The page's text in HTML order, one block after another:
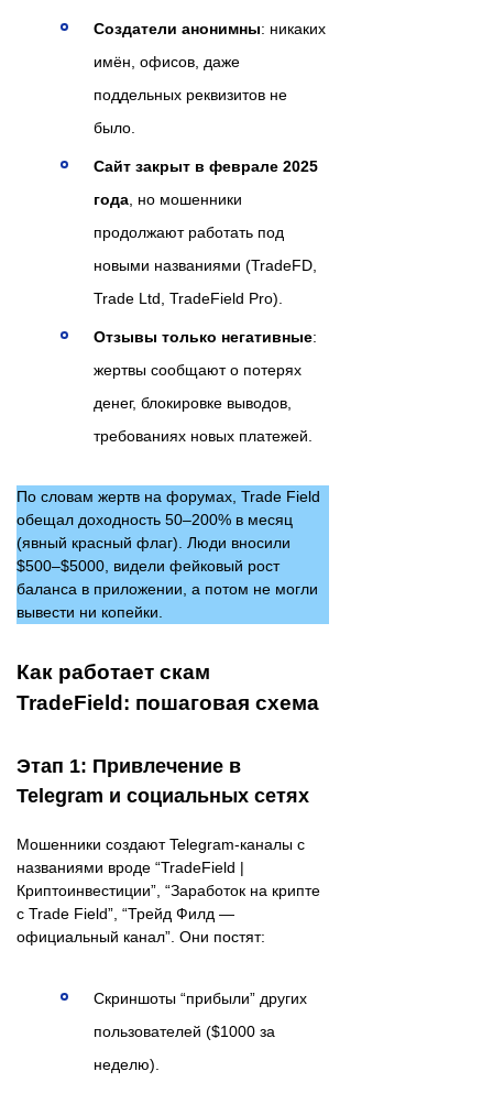
Создатели анонимны: никаких
имён, офисов, даже
поддельных реквизитов не
было.
Сайт закрыт в феврале 2025
года , но мошенники
продолжают работать под
новыми названиями (TradeFD,
Trade Ltd, TradeField Pro).
Отзывы только негативные:
жертвы сообщают о потерях
денег, блокировке выводов,
требованиях новых платежей.
По словам жертв на форумах, Trade Field
обещал доходность 50–200% в месяц
(явный красный флаг). Люди вносили
$500–$5000, видели фейковый рост
баланса в приложении, а потом не могли
вывести ни копейки.
Как работает скам
TradeField: пошаговая схема
Этап 1: Привлечение в
Telegram и социальных сетях
Мошенники создают Telegram-каналы с
названиями вроде “TradeField |
Криптоинвестиции”, “Заработок на крипте
с Trade Field”, “Трейд Филд —
официальный канал”. Они постят:
Скриншоты “прибыли” других
пользователей ($1000 за
неделю).